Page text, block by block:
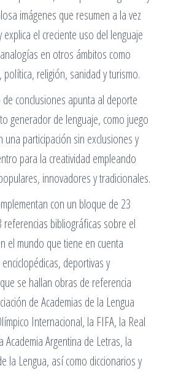
imágenes que resumen a la vez
el creciente uso del lenguaje
en otros ámbitos como
religión, sanidad y turismo.
conclusiones apunta al deporte
generador de lenguaje, como juego
una participación sin exclusiones y
para la creatividad empleando
innovadores y tradicionales.
con un bloque de 23
bibliográficas sobre el
el mundo que tiene en cuenta
deportivas y
se hallan obras de referencia
de Academias de la Lengua
Internacional, la FIFA, la Real
Academia Argentina de Letras, la
la Lengua, así como diccionarios y